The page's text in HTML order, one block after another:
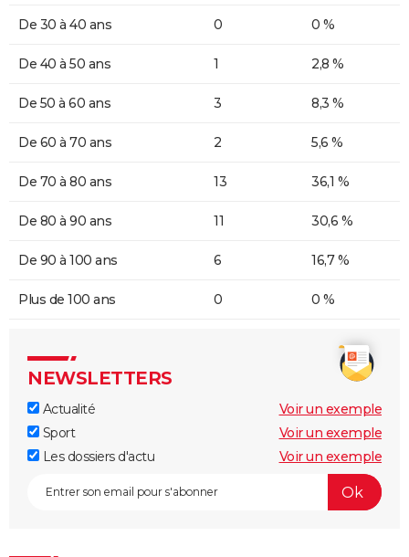
De 30 à 40 ans 0 0 %
De 40 à 50 ans 1 2,8 %
De 50 à 60 ans 3 8,3 %
De 60 à 70 ans 2 5,6 %
De 70 à 80 ans 13 36,1 %
De 80 à 90 ans 11 30,6 %
De 90 à 100 ans 6 16,7 %
Plus de 100 ans 0 0 %
NEWSLETTERS
Actualité
Voir un exemple
Sport
Voir un exemple
Les dossiers d'actu
Voir un exemple